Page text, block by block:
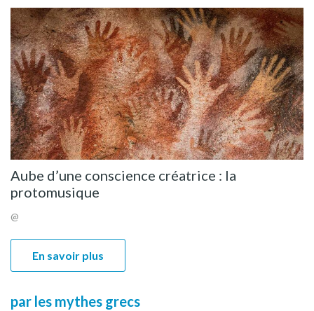
Aube d’une conscience créatrice : la
protomusique
@
En savoir plus
par les mythes grecs